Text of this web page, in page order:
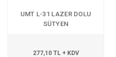
UMT L-31 LAZER DOLU
SÜTYEN
277,10 TL + KDV